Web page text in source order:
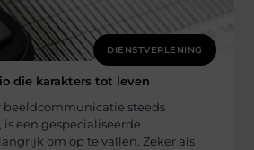
DIENSTVERLENING
die karakters tot leven
beeldcommunicatie steeds
een gespecialiseerde
om op te vallen. Zeker als